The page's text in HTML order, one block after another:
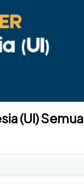
(UI) Semua